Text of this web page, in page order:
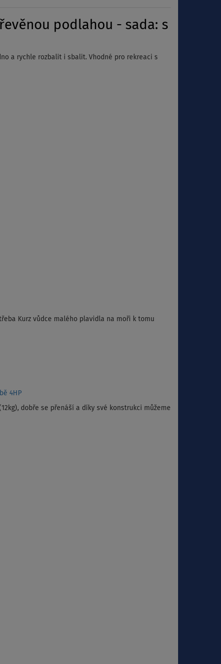
podlahou - sada: s
a rychle rozbalit i sbalit. Vhodné pro rekreaci s
Kurz vůdce malého plavidla na moři k tomu
4HP
dobře se přenáší a díky své konstrukci můžeme